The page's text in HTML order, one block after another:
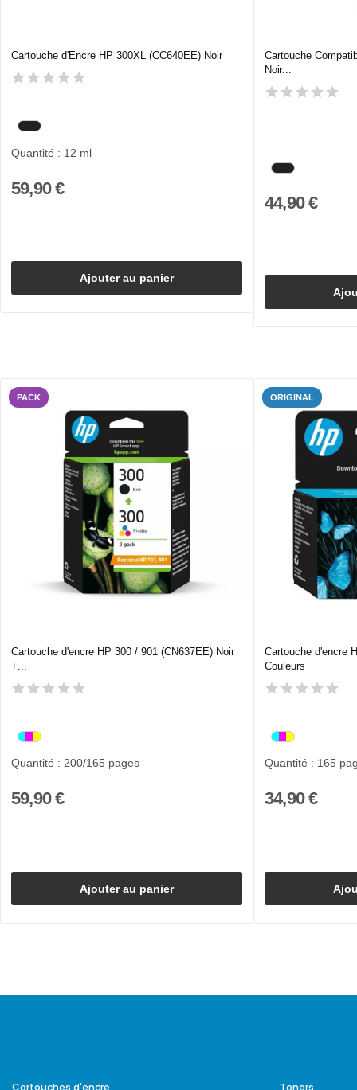
Cartouche d'Encre HP 300XL (CC640EE) Noir
Quantité : 12 ml
59,90 €
Ajouter au panier
Cartouche
Noir...
44,90 €
PACK
Cartouche d'encre HP 300 / 901 (CN637EE) Noir
+...
Quantité : 200/165 pages
59,90 €
Ajouter au panier
ORIGINAL
Cartouche d'encre
Couleurs
Quantité : 165
34,90 €
Cartouches d'encre Toners